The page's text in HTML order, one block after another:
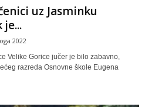
uz Jasminku
je...
2022
Velike Gorice jučer je bilo zabavno,
razreda Osnovne škole Eugena